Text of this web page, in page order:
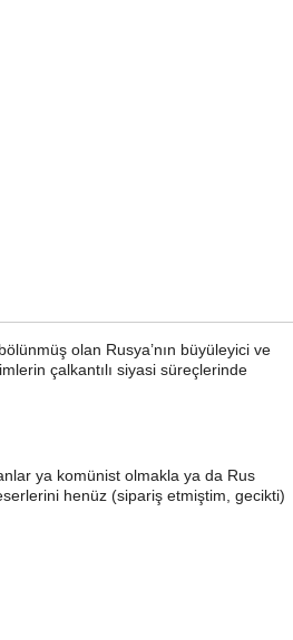
olan Rusya’nın büyüleyici ve
çalkantılı siyasi süreçlerinde
ya komünist olmakla ya da Rus
henüz (sipariş etmiştim, gecikti)